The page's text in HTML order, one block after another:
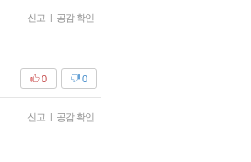
신고 | 공감 확인
0
0
신고 | 공감 확인